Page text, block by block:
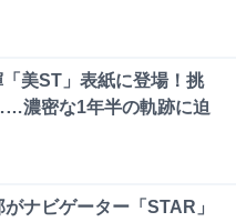
美ST」表紙に登場！挑
濃密な1年半の軌跡に迫
ナビゲーター「STAR」